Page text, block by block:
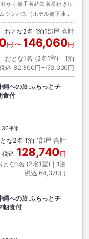
から嘉手名経由名護行きル
ジンバス（ホテル前下車）
おとな2名 1泊1部屋 合計
円 〜 146,060円
おとな1名 (2名1室)｜ 1泊
込 62,500円〜73,030円
縄への旅 ふらっとチ
食付
36平米
な2名 1泊 1部屋 合計
税込 128,740円
とな1名 (2名1室)｜ 1泊
税込 64,370円
縄への旅 ふらっとチ
朝食付